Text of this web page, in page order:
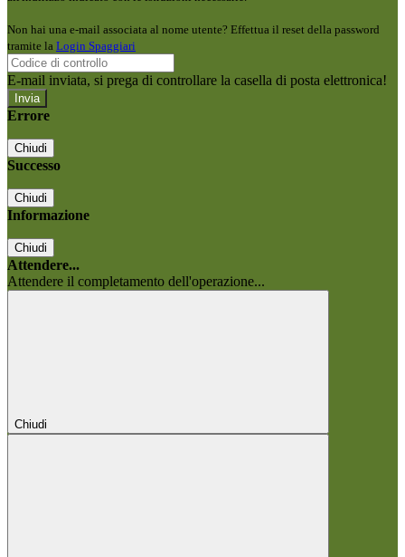
Non hai una e-mail associata al nome utente? Effettua il reset della password
tramite la Login Spaggiari
E-mail inviata, si prega di controllare la casella di posta elettronica!
Errore
Chiudi
Successo
Chiudi
Informazione
Chiudi
Attendere...
Attendere il completamento dell'operazione...
Chiudi